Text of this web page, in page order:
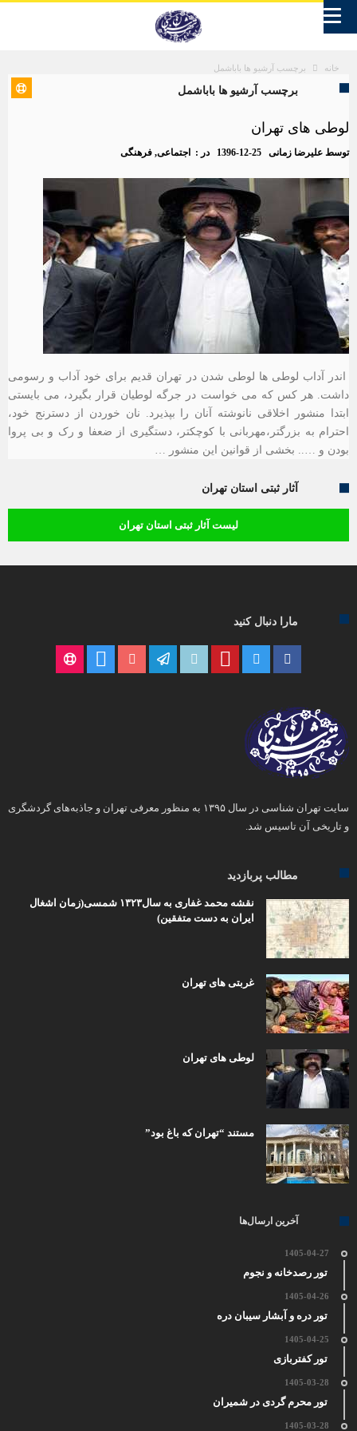
خانه برچسب آرشیو ها باباشمل
برچسب آرشیو ها باباشمل
لوطی های تهران
توسط علیرضا زمانی 1396-12-25 در : اجتماعی, فرهنگی
اندر آداب لوطی ها لوطی شدن در تهران قدیم برای خود آداب و رسومی
داشت. هر کس که می خواست در جرگه لوطیان قرار بگیرد، می بایستی
ابتدا منشور اخلاقی نانوشته آنان را بپذیرد. نان خوردن از دسترنج خود،
احترام به بزرگتر،مهربانی با کوچکتر، دستگیری از ضعفا و رک و بی پروا
بودن و ….. بخشی از قوانین این منشور …
آثار ثبتی استان تهران
لیست آثار ثبتی استان تهران
مارا دنبال کنید
سایت تهران شناسی در سال ۱۳۹۵ به منظور معرفی تهران و جاذبه‌های گردشگری
و تاریخی آن تاسیس شد.
مطالب پربازدید
نقشه محمد غفاری به سال۱۳۲۳ شمسی(زمان اشغال
ایران به دست متفقین)
غربتی های تهران
لوطی های تهران
مستند “تهران که باغ بود”
آخرین ارسال‌ها
1405-04-27
تور رصدخانه و نجوم
1405-04-26
تور دره و آبشار سیبان دره
1405-04-25
تور کفتربازی
1405-03-28
تور محرم گردی در شمیران
1405-03-28